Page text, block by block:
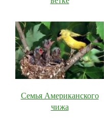
Семья Американского
чижа